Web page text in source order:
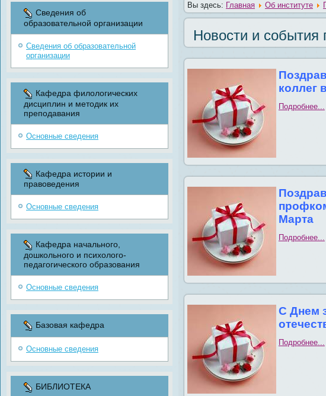
Сведения об
образовательной организации
Сведения об образовательной
организации
Кафедра филологических
дисциплин и методик их
преподавания
Основные сведения
Кафедра истории и
правоведения
Основные сведения
Кафедра начального,
дошкольного и психолого-
педагогического образования
Основные сведения
Базовая кафедра
Основные сведения
БИБЛИОТЕКА
Вы здесь: Главная Об институте
Новости и события
коллег
Подробнее...
Марта
Подробнее...
С Днем
Подробнее...